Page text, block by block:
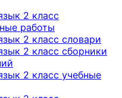
2 класс
работы
2 класс словари
2 класс сборники
2 класс учебные